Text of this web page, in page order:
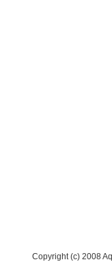
Copyright (c) 2008